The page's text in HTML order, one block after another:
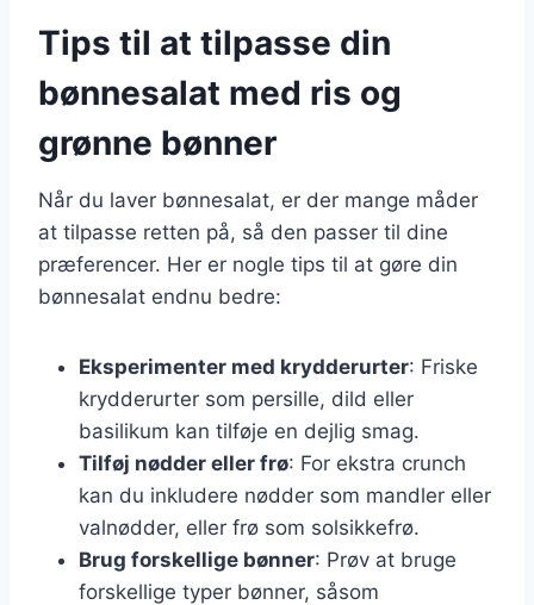
Tips til at tilpasse din
bønnesalat med ris og
grønne bønner
Når du laver bønnesalat, er der mange måder
at tilpasse retten på, så den passer til dine
præferencer. Her er nogle tips til at gøre din
bønnesalat endnu bedre:
Eksperimenter med krydderurter: Friske
krydderurter som persille, dild eller
basilikum kan tilføje en dejlig smag.
Tilføj nødder eller frø: For ekstra crunch
kan du inkludere nødder som mandler eller
valnødder, eller frø som solsikkefrø.
Brug forskellige bønner: Prøv at bruge
forskellige typer bønner, såsom